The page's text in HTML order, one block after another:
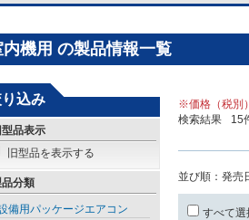
内機用 の製品情報一覧
※価格（税別
検索結果
15
並び順： 発売
すべて選
込み
型品表示
旧型品を表示する
分類
備用パッケージエアコン